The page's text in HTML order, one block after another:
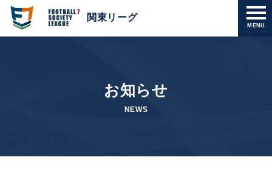
MENU
関東リーグ
お知らせ
NEWS